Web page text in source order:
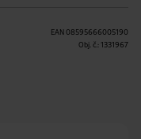
EAN 08595666005190
Obj. č.: 1331967